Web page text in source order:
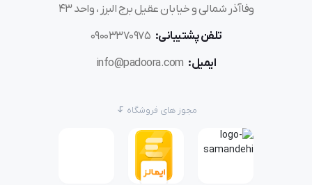
وفاآذر شمالی و خیابان عقیل برج البرز ، واحد 43
تلفن پشتیبانی: 09003370975
ایمیل: info@padoora.com
مجوز های فروشگاه